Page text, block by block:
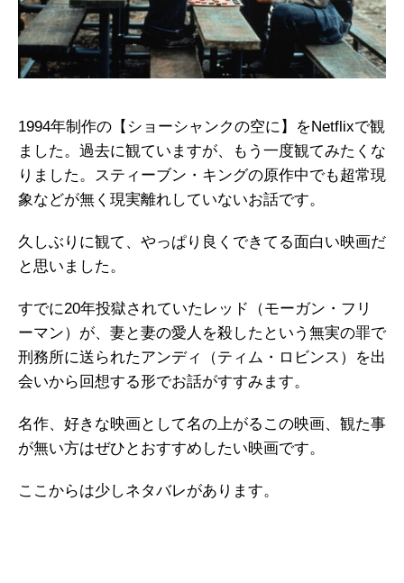
1994年制作の【ショーシャンクの空に】をNetflixで観
ました。過去に観ていますが、もう一度観てみたくな
りました。スティーブン・キングの原作中でも超常現
象などが無く現実離れしていないお話です。
久しぶりに観て、やっぱり良くできてる面白い映画だ
と思いました。
すでに20年投獄されていたレッド（モーガン・フリ
ーマン）が、妻と妻の愛人を殺したという無実の罪で
刑務所に送られたアンディ（ティム・ロビンス）を出
会いから回想する形でお話がすすみます。
名作、好きな映画として名の上がるこの映画、観た事
が無い方はぜひとおすすめしたい映画です。
ここからは少しネタバレがあります。